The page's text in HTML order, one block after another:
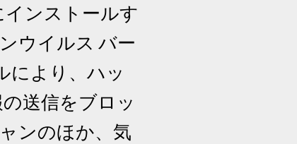
ンストールす
ウイルス バー
により、ハッ
送信をブロッ
ンのほか、気